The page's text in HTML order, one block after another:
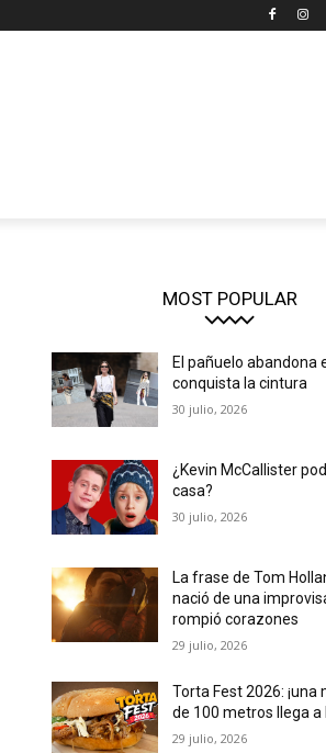
MOST POPULAR
El pañuelo abandona
conquista la cintura
30 julio, 2026
¿Kevin McCallister
casa?
30 julio, 2026
La frase de Tom
nació de una
rompió corazones
29 julio, 2026
Torta Fest 2026: ¡una
de 100 metros llega a
29 julio, 2026